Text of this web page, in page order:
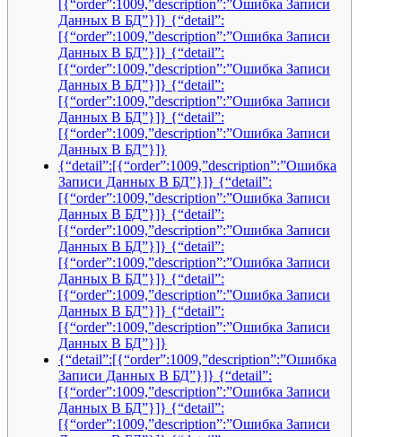
[{“order”:1009,”description”:”Ошибка Записи
Данных В БД”}]} {“detail”:
[{“order”:1009,”description”:”Ошибка Записи
Данных В БД”}]} {“detail”:
[{“order”:1009,”description”:”Ошибка Записи
Данных В БД”}]} {“detail”:
[{“order”:1009,”description”:”Ошибка Записи
Данных В БД”}]} {“detail”:
[{“order”:1009,”description”:”Ошибка Записи
Данных В БД”}]}
{“detail”:[{“order”:1009,”description”:”Ошибка
Записи Данных В БД”}]} {“detail”:
[{“order”:1009,”description”:”Ошибка Записи
Данных В БД”}]} {“detail”:
[{“order”:1009,”description”:”Ошибка Записи
Данных В БД”}]} {“detail”:
[{“order”:1009,”description”:”Ошибка Записи
Данных В БД”}]} {“detail”:
[{“order”:1009,”description”:”Ошибка Записи
Данных В БД”}]} {“detail”:
[{“order”:1009,”description”:”Ошибка Записи
Данных В БД”}]}
{“detail”:[{“order”:1009,”description”:”Ошибка
Записи Данных В БД”}]} {“detail”:
[{“order”:1009,”description”:”Ошибка Записи
Данных В БД”}]} {“detail”:
[{“order”:1009,”description”:”Ошибка Записи